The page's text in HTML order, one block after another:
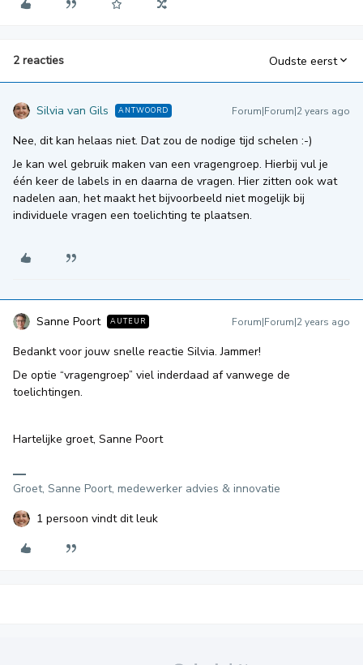
2 reacties Oudste eerst
Silvia van Gils ANTWOORD Forum|Forum|2 years ago
Nee, dit kan helaas niet. Dat zou de nodige tijd schelen :-)
Je kan wel gebruik maken van een vragengroep. Hierbij vul je
één keer de labels in en daarna de vragen. Hier zitten ook wat
nadelen aan, het maakt het bijvoorbeeld niet mogelijk bij
individuele vragen een toelichting te plaatsen.
Sanne Poort AUTEUR Forum|Forum|2 years ago
Bedankt voor jouw snelle reactie Silvia. Jammer!
De optie “vragengroep” viel inderdaad af vanwege de
toelichtingen.
Hartelijke groet, Sanne Poort
Groet, Sanne Poort, medewerker advies & innovatie
1 persoon vindt dit leuk